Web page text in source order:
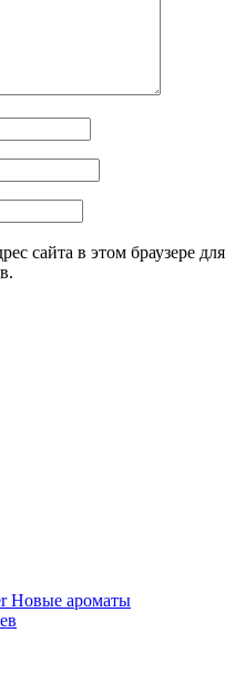
сайта в этом браузере для
Новые ароматы